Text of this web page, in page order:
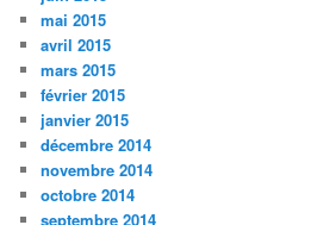
mai 2015
avril 2015
mars 2015
février 2015
janvier 2015
décembre 2014
novembre 2014
octobre 2014
septembre 2014